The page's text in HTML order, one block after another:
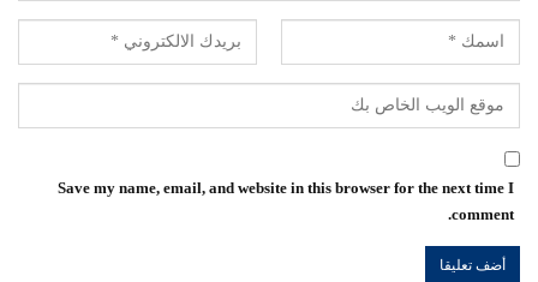
Save my name, email, and website in this browser for the next time I
comment.